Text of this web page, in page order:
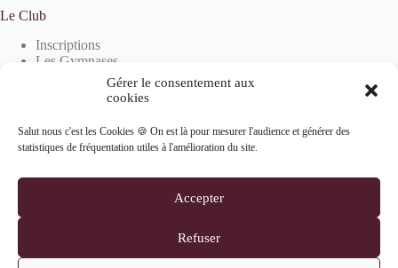
Gérer le consentement aux
cookies
Salut nous c'est les Cookies 🍪 On est là pour mesurer l'audience et générer des
statistiques de fréquentation utiles à l'amélioration du site.
Accepter
Refuser
Le Club
Inscriptions
Les Gymnases
Devenir partenaire
Informations
Mentions Légales
Politique de confidentialité
Suivez-nous